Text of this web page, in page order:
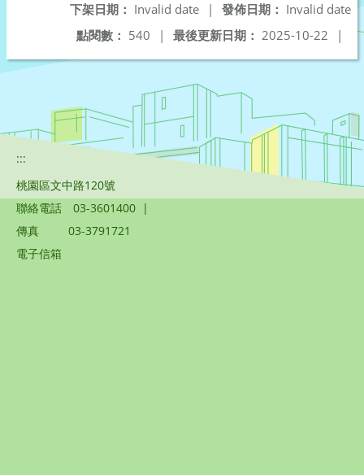
發佈日期： Invalid date
下架日期： Invalid date
|
最後更新日期： 2025-10-22 |
點閱數： 540 |
:::
桃園區文中路120號
聯絡電話
03-3601400 |
傳真
03-3791721
電子信箱